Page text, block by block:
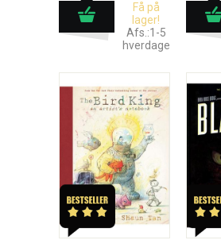
Få på
lager!
Afs.:1-5
hverdage